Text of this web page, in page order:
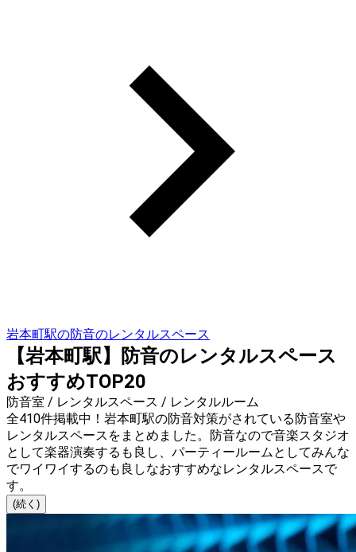
岩本町駅の防音のレンタルスペース
【岩本町駅】防音のレンタルスペース
おすすめTOP20
防音室 / レンタルスペース / レンタルルーム
全410件掲載中！岩本町駅の防音対策がされている防音室や
レンタルスペースをまとめました。防音なので音楽スタジオ
として楽器演奏するも良し、パーティールームとしてみんな
でワイワイするのも良しなおすすめなレンタルスペースで
す。
(続く)